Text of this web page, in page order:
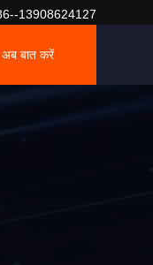
13908624127
अब बात करें